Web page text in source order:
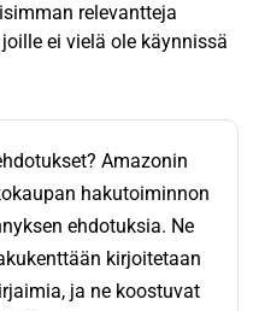
relevantteja
ei vielä ole käynnissä
Amazonin
hakutoiminnon
ehdotuksia. Ne
kirjoitetaan
ja ne koostuvat